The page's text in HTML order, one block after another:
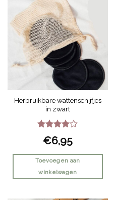
Herbruikbare wattenschijfjes
in zwart
Gewaardeerd
uit 5
€6,95
Toevoegen aan
winkelwagen